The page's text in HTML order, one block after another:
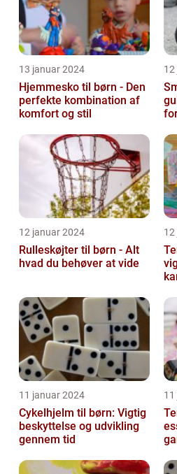
13 januar 2024
Hjemmesko til børn - Den
perfekte kombination af
komfort og stil
12 januar 2024
Rulleskøjter til børn - Alt
hvad du behøver at vide
11 januar 2024
Cykelhjelm til børn: Vigtig
beskyttelse og udvikling
gennem tid